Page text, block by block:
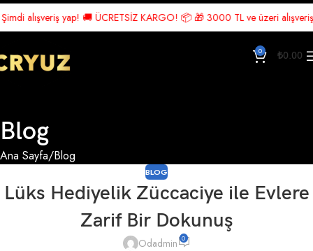
yap! 🚚 ÜCRETSİZ KARGO! 📦 🎁 3000 TL ve üzeri alışverişlerde
0 ₺0.00
Blog
Ana Sayfa Blog
BLOG
Lüks Hediyelik Züccaciye ile Evlere
Zarif Bir Dokunuş
Odadmin 0